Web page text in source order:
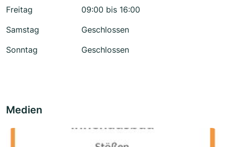
Freitag
09:00 bis 16:00
Samstag
Geschlossen
Sonntag
Geschlossen
Medien